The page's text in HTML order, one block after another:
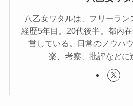
八乙女ワタルは、フリーラン
経歴5年目。20代後半。都内
営している。日常のノウハ
楽、考察、批評などに